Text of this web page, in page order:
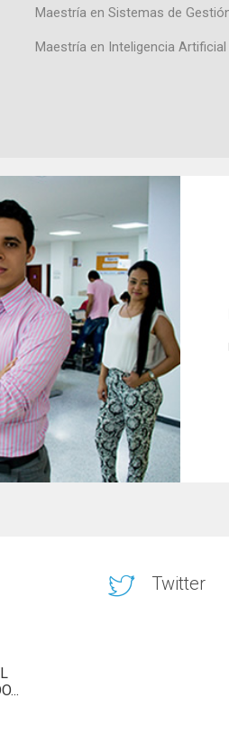
Maestría en Sistemas de
Maestría en Inteligencia Artificial
Twitter